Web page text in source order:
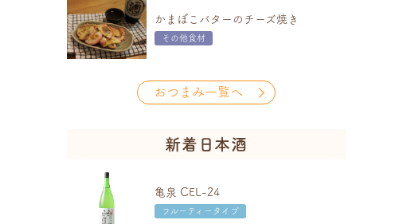
かまぼこバターのチーズ焼き
その他食材
おつまみ一覧へ
新着日本酒
亀泉 CEL-24
フルーティータイプ